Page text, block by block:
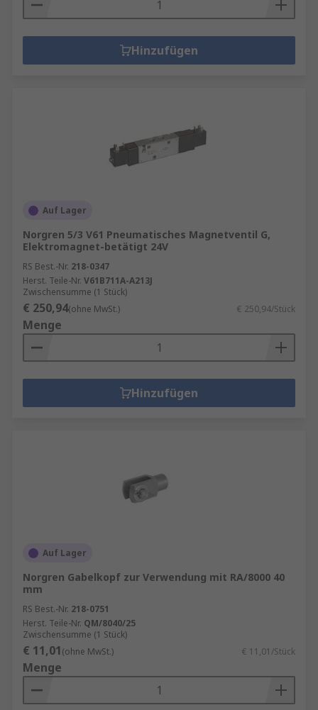
Hinzufügen
Auf Lager
Norgren 5/3 V61 Pneumatisches Magnetventil G,
Elektromagnet-betätigt 24V
RS Best.-Nr. 218-0347
Herst. Teile-Nr. V61B711A-A213J
Zwischensumme (1 Stück)
€ 250,94(ohne MwSt.) € 250,94/Stück
Menge
Hinzufügen
Auf Lager
Norgren Gabelkopf zur Verwendung mit RA/8000 40
mm
RS Best.-Nr. 218-0751
Herst. Teile-Nr. QM/8040/25
Zwischensumme (1 Stück)
€ 11,01(ohne MwSt.) € 11,01/Stück
Menge